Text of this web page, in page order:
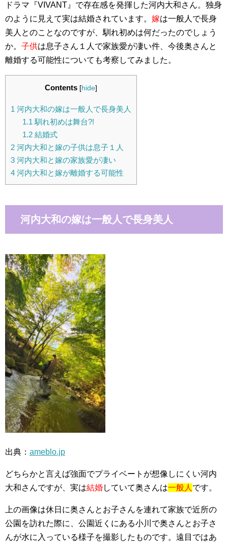
ドラマ『VIVANT』で存在感を発揮した河内大和さん。独身
のように見えて実は結婚されています。 嫁は一般人で長身
美人とのことなのですが、馴れ初めは何だったのでしょう
か。 子供は息子さん１人で家族愛が凄い件、今後奥さんと
離婚する可能性についても考察してみました。
Contents [hide]
1 河内大和の嫁は一般人で長身美人
1.1 馴れ初めは舞台?!
1.2結婚式
2 河内大和と嫁の子供は息子１人
3 河内大和と嫁の家族愛が凄い
4 河内大和と嫁が離婚する可能性
河内大和の嫁は一般人で長身美人
出典： ameblo.jp
どちらかと言えば強面でプライベートが想像しにくい河内
大和さんですが、実は結婚していて奥さんは一般人です。
上の画像は休日に奥さんとお子さんを連れて家族で近所の
公園を訪れた際に、公園近くにある小川で奥さんとお子さ
んが水に入っている様子を撮影したものです。遠目ではあ